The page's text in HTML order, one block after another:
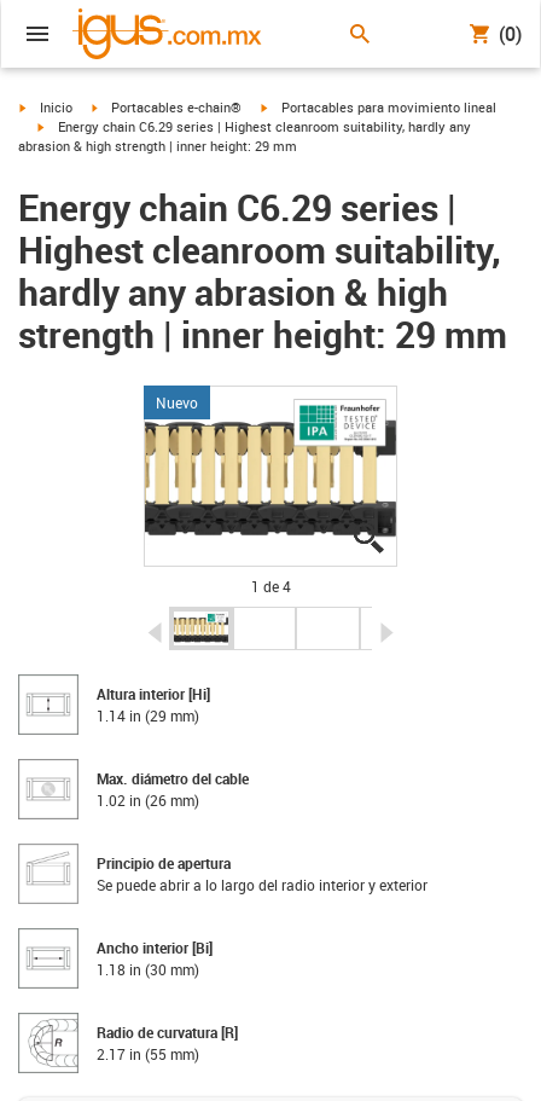
(0)
igus-icon-arrow-right
Inicio igus-icon-arrow-right
Portacables e-chain® igus-icon-arrow-right
Portacables para movimiento lineal
igus-icon-arrow-right
Energy chain C6.29 series | Highest cleanroom suitability, hardly any
abrasion & high strength | inner height: 29 mm
Energy chain C6.29 series |
Highest cleanroom suitability,
hardly any abrasion & high
strength | inner height: 29 mm
Nuevo
igus-icon-lupe
igus-icon-lupe
igus-icon-lupe
igus-icon-lupe
1 de 4
igus-icon-arrow-left
Altura interior [Hi]
1.14 in (29 mm)
Max. diámetro del cable
1.02 in (26 mm)
Principio de apertura
Se puede abrir a lo largo del radio interior y exterior
Ancho interior [Bi]
1.18 in (30 mm)
Radio de curvatura [R]
2.17 in (55 mm)